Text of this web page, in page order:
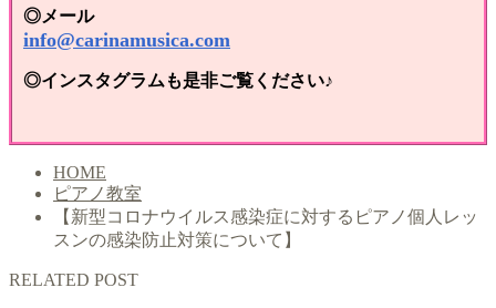
◎メール
info@carinamusica.com
◎インスタグラムも是非ご覧ください♪
HOME
ピアノ教室
【新型コロナウイルス感染症に対するピアノ個人レッ
スンの感染防止対策について】
RELATED POST